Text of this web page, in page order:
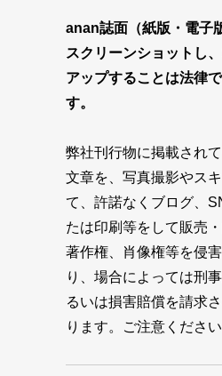
anan誌面（紙版・電子
スクリーンショットし
アップすることは法律
す。
弊社刊行物に掲載され
文章を、写真撮影やス
て、許諾なくブログ、
たは印刷等をして販売
著作権、肖像権等を侵
り、場合によっては刑
るいは損害賠償を請求
ります。ご注意ください